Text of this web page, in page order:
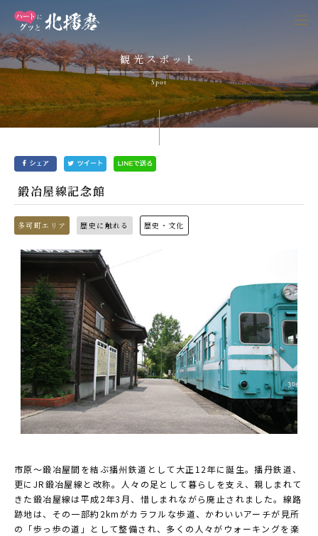
観光スポット
Spot
鍛冶屋線記念館
多可町エリア 歴史に触れる 歴史・文化
市原～鍛冶屋間を結ぶ播州鉄道として大正12年に誕生。播丹鉄道、
更にJR鍛冶屋線と改称。人々の足として暮らしを支え、親しまれて
きた鍛冶屋線は平成2年3月、惜しまれながら廃止されました。線路
跡地は、その一部約2kmがカラフルな歩道、かわいいアーチが見所
の「歩っ歩の道」として整備され、多くの人々がウォーキングを楽